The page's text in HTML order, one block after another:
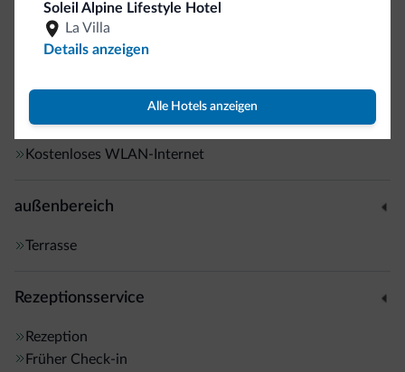
Nichtraucherunterkunft
WLAN im Gästezimmer
Kostenloses WLAN-Internet
außenbereich
Terrasse
Rezeptionsservice
Rezeption
Früher Check-in
Soleil Alpine Lifestyle Hotel
La Villa
Details anzeigen
Alle Hotels anzeigen